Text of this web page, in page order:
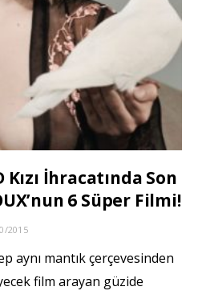
Kızı İhracatında Son
6 Süper Filmi!
2015
aynı mantık çerçevesinden
film arayan güzide